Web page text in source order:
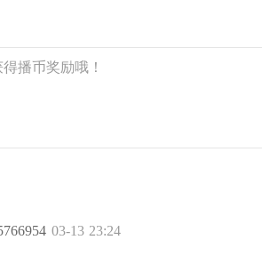
03-13 23:24